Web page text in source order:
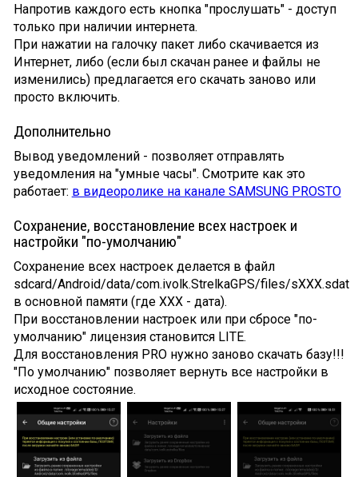
Напротив каждого есть кнопка "прослушать" - доступ
только при наличии интернета.
При нажатии на галочку пакет либо скачивается из
Интернет, либо (если был скачан ранее и файлы не
изменились) предлагается его скачать заново или
просто включить.
Дополнительно
Вывод уведомлений - позволяет отправлять
уведомления на "умные часы". Смотрите как это
работает: в видеоролике на канале SAMSUNG PROSTO
Сохранение, восстановление всех настроек и
настройки "по-умолчанию"
Сохранение всех настроек делается в файл
sdcard/Android/data/com.ivolk.StrelkaGPS/files/sXXX.sdat
в основной памяти (где XXX - дата).
При восстановлении настроек или при сбросе "по-
умолчанию" лицензия становится LITE.
Для восстановления PRO нужно заново скачать базу!!!
"По умолчанию" позволяет вернуть все настройки в
исходное состояние.